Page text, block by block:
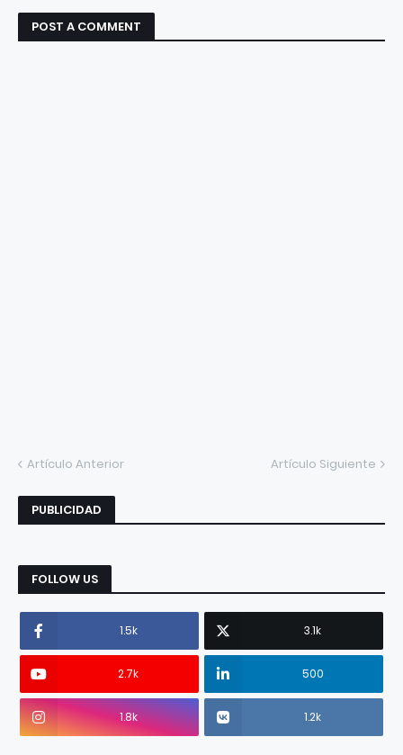
POST A COMMENT
Artículo Anterior Artículo Siguiente
PUBLICIDAD
FOLLOW US
1.5k 3.1k
2.7k 500
1.8k 1.2k